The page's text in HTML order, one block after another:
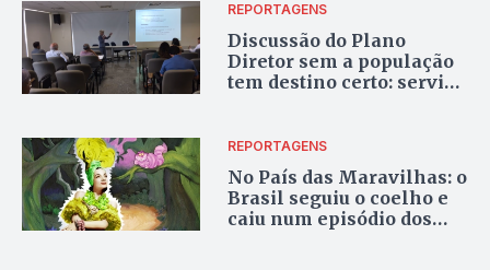
REPORTAGENS
Discussão do Plano
Diretor sem a população
tem destino certo: servir
REPORTAGENS
No País das Maravilhas: o
Brasil seguiu o coelho e
caiu num episódio dos